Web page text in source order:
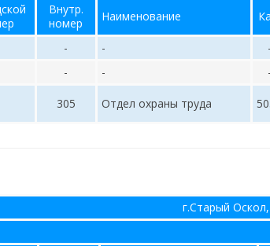
Внутр.
номер
Наименование
- - -
- - -
305 Отдел охраны труда
г.Старый